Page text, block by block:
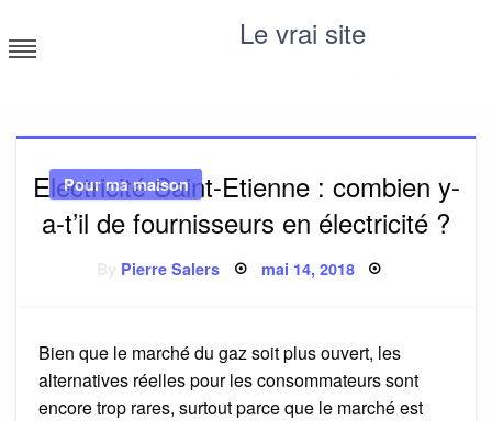
to
content
Le vrai site
Pour ma maison
Electricité Saint-Etienne : combien y-
a-t’il de fournisseurs en électricité ?
Pierre Salers Posted
on
mai 14, 2018
Bien que le marché du gaz soit plus ouvert, les
alternatives réelles pour les consommateurs sont
encore trop rares, surtout parce que le marché est